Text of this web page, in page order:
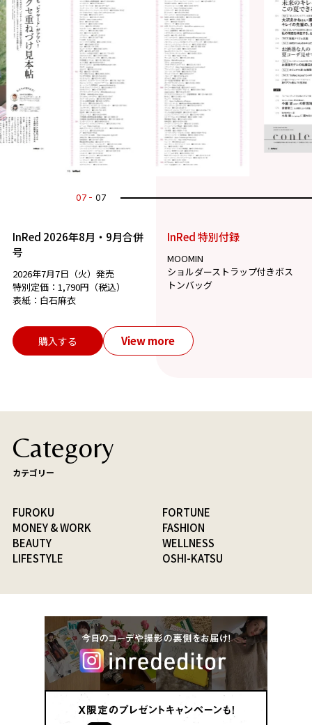
07 07
InRed 2026年8月・9月合併
号
2026年7月7日（火）発売
特別定価：1,790円（税込）
表紙：白石麻衣
InRed 特別付録
MOOMIN
ショルダーストラップ付きボス
トンバッグ
購入する View more
Category
カテゴリー
FUROKU
FORTUNE
MONEY & WORK
FASHION
BEAUTY
WELLNESS
LIFESTYLE
OSHI-KATSU